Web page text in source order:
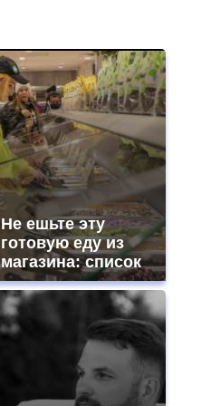
Не ешьте эту
готовую еду из
магазина: список